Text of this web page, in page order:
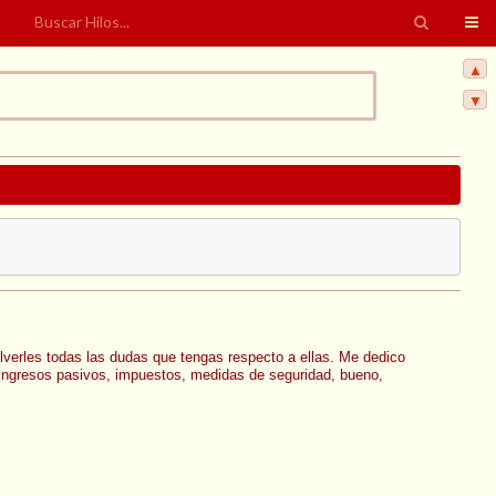
todas las dudas que tengas respecto a ellas. Me dedico
pasivos, impuestos, medidas de seguridad, bueno,
▲
▼